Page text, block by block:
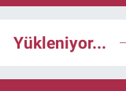
Yükleniyor...